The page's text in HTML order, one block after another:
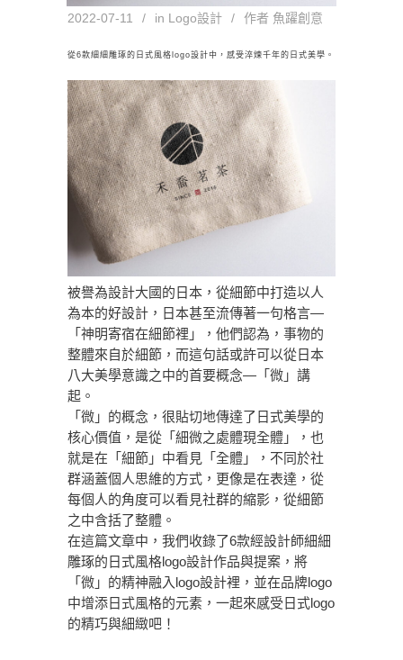
2022-07-11 in Logo設計 作者 魚躍創意
從6款細細雕琢的日式風格logo設計中，感受淬煉千年的日式美學。
被譽為設計大國的日本，從細節中打造以人
為本的好設計，日本甚至流傳著一句格言—
「神明寄宿在細節裡」，他們認為，事物的
整體來自於細節，而這句話或許可以從日本
八大美學意識之中的首要概念—「微」講
起。
「微」的概念，很貼切地傳達了日式美學的
核心價值，是從「細微之處體現全體」，也
就是在「細節」中看見「全體」，不同於社
群涵蓋個人思維的方式，更像是在表達，從
每個人的角度可以看見社群的縮影，從細節
之中含括了整體。
在這篇文章中，我們收錄了6款經設計師細細
雕琢的日式風格logo設計作品與提案，將
「微」的精神融入logo設計裡，並在品牌logo
中增添日式風格的元素，一起來感受日式logo
的精巧與細緻吧！